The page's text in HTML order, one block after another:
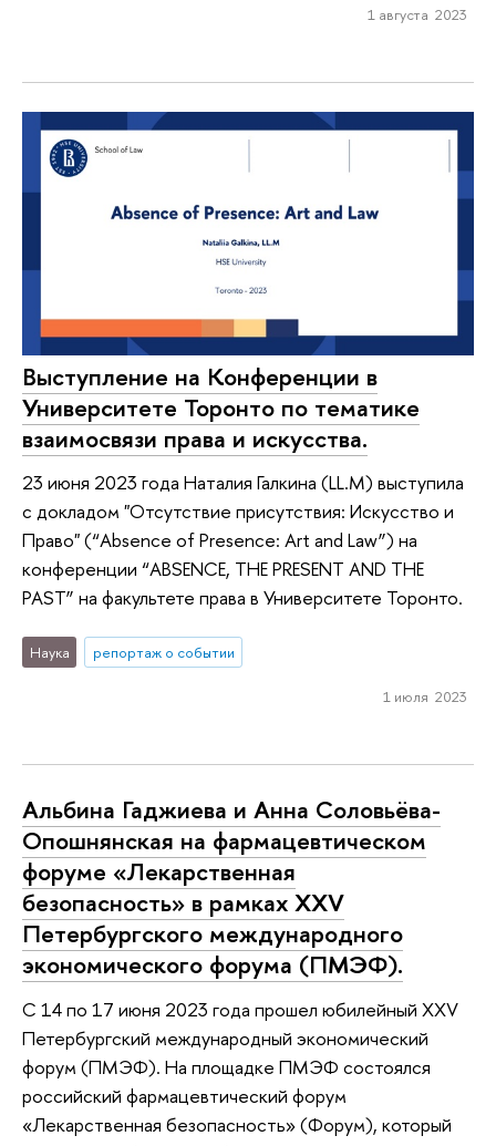
1 августа 2023
Выступление на Конференции в
Университете Торонто по тематике
взаимосвязи права и искусства.
23 июня 2023 года Наталия Галкина (LL.M) выступила
с докладом "Отсутствие присутствия: Искусство и
Право" (“Absence of Presence: Art and Law”) на
конференции “ABSENCE, THE PRESENT AND THE
PAST” на факультете права в Университете Торонто.
Наука репортаж о событии
1 июля 2023
Альбина Гаджиева и Анна Соловьёва-
Опошнянская на фармацевтическом
форуме «Лекарственная
безопасность» в рамках XXV
Петербургского международного
экономического форума (ПМЭФ).
С 14 по 17 июня 2023 года прошел юбилейный XXV
Петербургский международный экономический
форум (ПМЭФ). На площадке ПМЭФ состоялся
российский фармацевтический форум
«Лекарственная безопасность» (Форум), который